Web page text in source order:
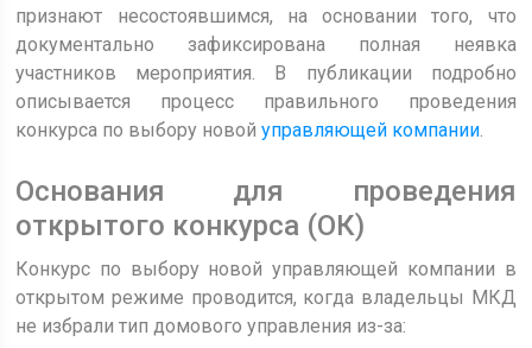
признают несостоявшимся, на основании того, что
документально зафиксирована полная неявка
участников мероприятия. В публикации подробно
описывается процесс правильного проведения
конкурса по выбору новойуправляющей компании.
Основания для проведения
открытого конкурса (ОК)
Конкурс по выбору новой управляющей компании в
открытом режиме проводится, когда владельцы МКД
не избрали тип домового управления из-за: